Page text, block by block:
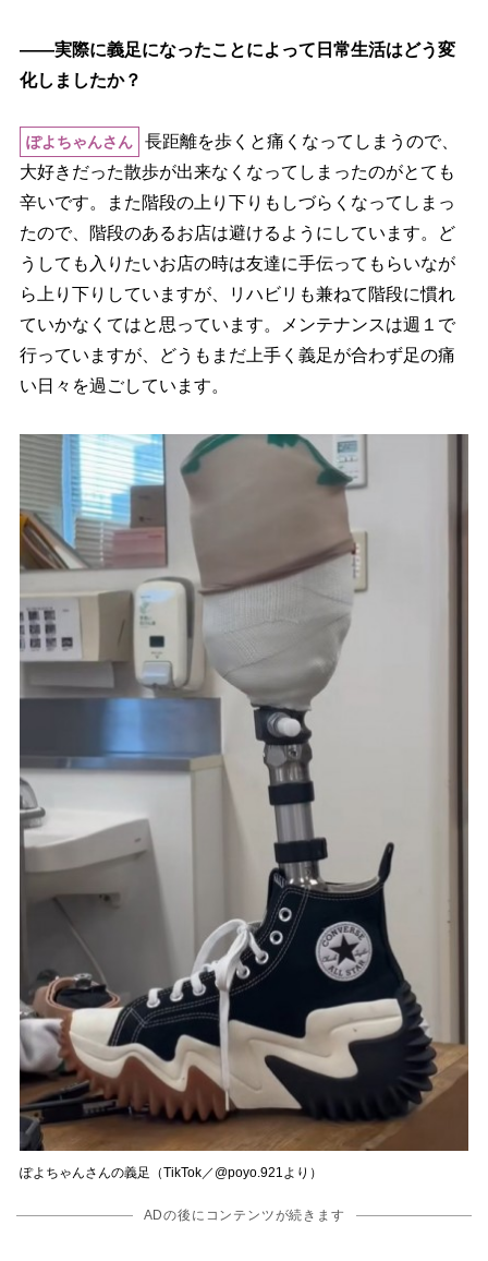
――実際に義足になったことによって日常生活はどう変
化しましたか？
ぽよちゃんさん
長距離を歩くと痛くなってしまうので、
大好きだった散歩が出来なくなってしまったのがとても
辛いです。また階段の上り下りもしづらくなってしまっ
たので、階段のあるお店は避けるようにしています。ど
うしても入りたいお店の時は友達に手伝ってもらいなが
ら上り下りしていますが、リハビリも兼ねて階段に慣れ
ていかなくてはと思っています。メンテナンスは週１で
行っていますが、どうもまだ上手く義足が合わず足の痛
い日々を過ごしています。
ぽよちゃんさんの義足（TikTok／@poyo.921より）
ADの後にコンテンツが続きます